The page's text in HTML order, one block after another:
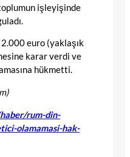
işleyişinde
euro (yaklaşık
karar verdi ve
hükmetti.
rum-din-
olamamasi-hak-